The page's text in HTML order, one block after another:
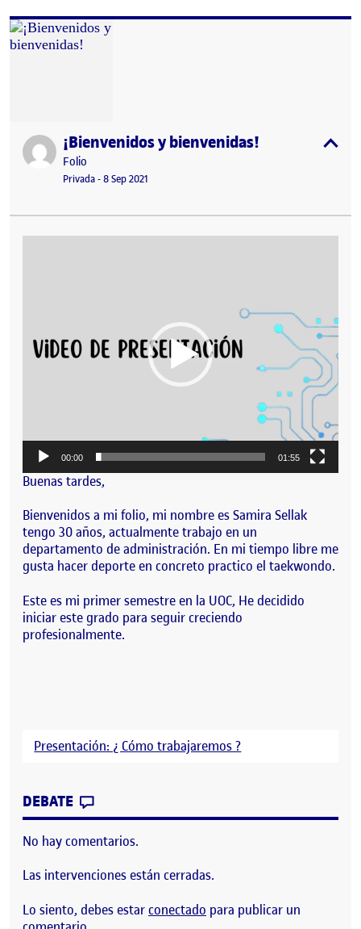
Publicado por¡Bienvenidos y bienvenidas!
Publicado por
Folio
Visibilidad:
Privada-Fecha de publicación
8 Sep 2021
00:00 01:55
Buenas tardes,
Bienvenidos a mi folio, mi nombre es Samira Sellak
tengo 30 años, actualmente trabajo en un
departamento de administración. En mi tiempo libre me
gusta hacer deporte en concreto practico el taekwondo.
Este es mi primer semestre en la UOC, He decidido
iniciar este grado para seguir creciendo
profesionalmente.
Presentación: ¿ Cómo trabajaremos ?
DEBATE
No hay comentarios.
Las intervenciones están cerradas.
Lo siento, debes estarconectado para publicar un